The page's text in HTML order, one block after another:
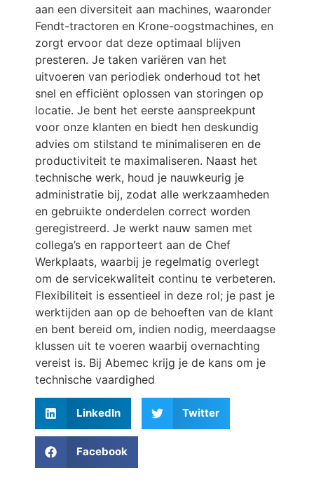
aan een diversiteit aan machines, waaronder
Fendt-tractoren en Krone-oogstmachines, en
zorgt ervoor dat deze optimaal blijven
presteren. Je taken variëren van het
uitvoeren van periodiek onderhoud tot het
snel en efficiënt oplossen van storingen op
locatie. Je bent het eerste aanspreekpunt
voor onze klanten en biedt hen deskundig
advies om stilstand te minimaliseren en de
productiviteit te maximaliseren. Naast het
technische werk, houd je nauwkeurig je
administratie bij, zodat alle werkzaamheden
en gebruikte onderdelen correct worden
geregistreerd. Je werkt nauw samen met
collega’s en rapporteert aan de Chef
Werkplaats, waarbij je regelmatig overlegt
om de servicekwaliteit continu te verbeteren.
Flexibiliteit is essentieel in deze rol; je past je
werktijden aan op de behoeften van de klant
en bent bereid om, indien nodig, meerdaagse
klussen uit te voeren waarbij overnachting
vereist is. Bij Abemec krijg je de kans om je
technische vaardighed
LinkedIn Twitter
Facebook